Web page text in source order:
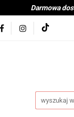
Darmowa
Nowości
Bestsellery